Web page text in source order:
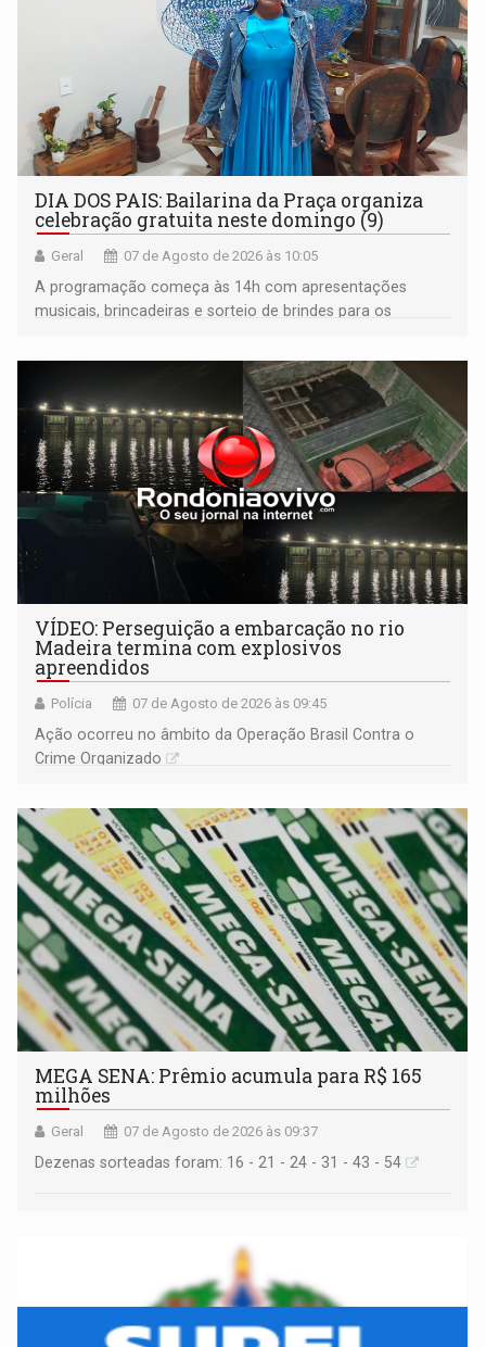
DIA DOS PAIS: Bailarina da Praça organiza
celebração gratuita neste domingo (9)
Geral 07 de Agosto de 2026 às 10:05
A programação começa às 14h com apresentações
musicais, brincadeiras e sorteio de brindes para os
bolo e canto de parabéns dedicado aos pais
VÍDEO: Perseguição a embarcação no rio
Madeira termina com explosivos
apreendidos
Polícia 07 de Agosto de 2026 às 09:45
Ação ocorreu no âmbito da Operação Brasil Contra o
Crime Organizado
MEGA SENA: Prêmio acumula para R$ 165
milhões
Geral 07 de Agosto de 2026 às 09:37
Dezenas sorteadas foram: 16 - 21 - 24 - 31 - 43 - 54